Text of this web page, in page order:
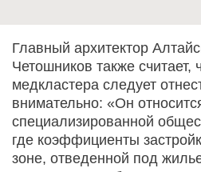
Главный архитектор
Четошников также считает,
медкластера следует
внимательно: «Он
специализированной
где коэффициенты
зоне, отведенной под